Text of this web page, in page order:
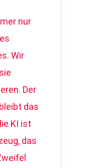
nur
Wir
Der
das
KI ist
das